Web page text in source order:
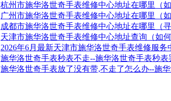
杭州市施华洛世奇手表维修中心地址在哪里（
广州市施华洛世奇手表维修中心地址在哪里（
成都市施华洛世奇手表维修中心地址在哪里（
天津市施华洛世奇手表维修中心地址查询（如
2026年6月最新天津市施华洛世奇手表维修服务
施华洛世奇手表秒表不走--施华洛世奇手表秒表
施华洛世奇手表放了没有带,不走了怎么办--施